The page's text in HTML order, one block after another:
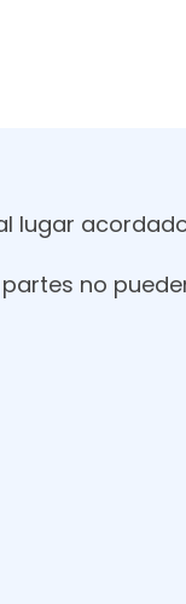
lugar
no